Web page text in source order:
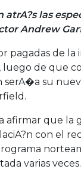
las
Andrew
pagadas de
de que
su
afirmar que la
con el
varias veces.